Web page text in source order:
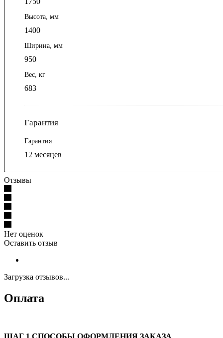
Высота, мм
1400
Ширина, мм
950
Вес, кг
683
Гарантия
Гарантия
12 месяцев
Отзывы
Нет оценок
Оставить отзыв
Загрузка отзывов...
Оплата
ШАГ 1 СПОСОБЫ ОФОРМЛЕНИЯ ЗАКАЗА